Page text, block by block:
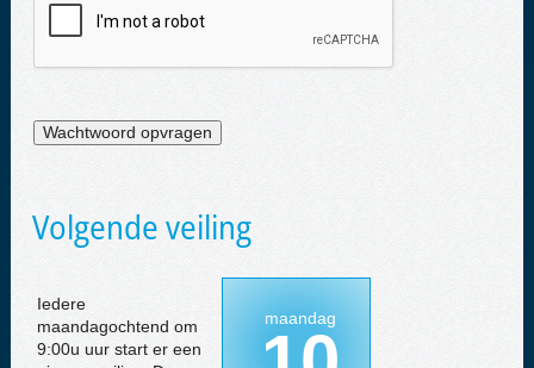
Volgende veiling
Iedere
maandagochtend om
9:00u uur start er een
maandag